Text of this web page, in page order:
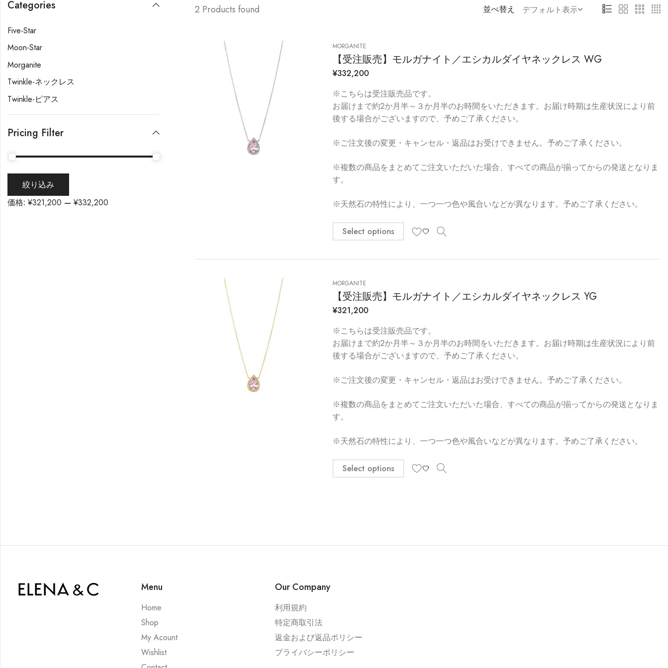
2 Products found 並べ替え
MORGANITE
【受注販売】モルガナイト／エシカルダイヤネックレス WG
¥332,200
※こちらは受注販売品です。
お届けまで約2か月半～３か月半のお時間をいただきます。お届け時期は生産状況により前
後する場合がございますので、予めご了承ください。
※ご注文後の変更・キャンセル・返品はお受けできません。予めご了承ください。
※複数の商品をまとめてご注文いただいた場合、すべての商品が揃ってからの発送となりま
す。
※天然石の特性により、一つ一つ色や風合いなどが異なります。予めご了承ください。
Select options
MORGANITE
【受注販売】モルガナイト／エシカルダイヤネックレス YG
¥321,200
※こちらは受注販売品です。
お届けまで約2か月半～３か月半のお時間をいただきます。お届け時期は生産状況により前
後する場合がございますので、予めご了承ください。
※ご注文後の変更・キャンセル・返品はお受けできません。予めご了承ください。
※複数の商品をまとめてご注文いただいた場合、すべての商品が揃ってからの発送となりま
す。
※天然石の特性により、一つ一つ色や風合いなどが異なります。予めご了承ください。
Select options
Categories
Five-Star
Moon-Star
Morganite
Twinkle-ネックレス
Twinkle-ピアス
Pricing Filter
絞り込み
価格: ¥321,200 — ¥332,200
Menu
Home
Shop
My Acount
Wishlist
Our Company
利用規約
特定商取引法
返金および返品ポリシー
プライバシーポリシー